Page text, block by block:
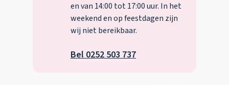
en van 14:00 tot 17:00 uur. In het
weekend en op feestdagen zijn
wij niet bereikbaar.
Bel 0252 503 737